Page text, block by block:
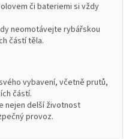
či bateriemi si vždy
neomotávejte rybářskou
částí těla.
vybavení, včetně prutů,
částí.
nejen delší životnost
provoz.